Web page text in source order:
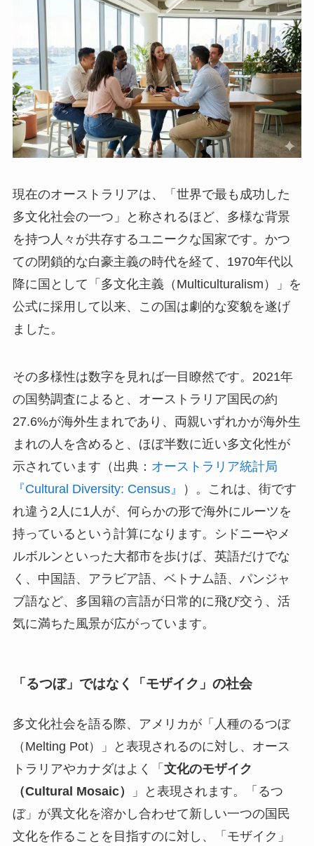
現在のオーストラリアは、「世界で最も成功した
多文化社会の一つ」と称されるほど、多様な背景
を持つ人々が共存するユニークな国家です。かつ
ての閉鎖的な白豪主義の時代を経て、1970年代以
降に国として「多文化主義（Multiculturalism）」を
公式に採用して以来、この国は劇的な変貌を遂げ
ました。
その多様性は数字を見れば一目瞭然です。2021年
の国勢調査によると、オーストラリア国民の約
27.6%が海外生まれであり、両親いずれかが海外生
まれの人を含めると、ほぼ半数に近い多文化性が
示されています（出典： オーストラリア統計局
『Cultural Diversity: Census』
）。これは、街です
れ違う2人に1人が、何らかの形で海外にルーツを
持っているという計算になります。シドニーやメ
ルボルンといった大都市を歩けば、英語だけでな
く、中国語、アラビア語、ベトナム語、パンジャ
ブ語など、多国籍の言語が日常的に飛び交う、活
気に満ちた風景が広がっています。
「るつぼ」ではなく「モザイク」の社会
多文化社会を語る際、アメリカが「人種のるつぼ
（Melting Pot）」と表現されるのに対し、オース
トラリアやカナダはよく「 文化のモザイク
（Cultural Mosaic）
」と表現されます。「るつ
ぼ」が異文化を溶かし合わせて新しい一つの国民
文化を作ることを目指すのに対し、「モザイク」